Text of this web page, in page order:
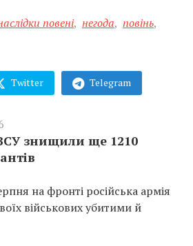
повені, негода, повінь,
Twitter Telegram
знищили ще 1210
на фронті російська армія
військових убитими й